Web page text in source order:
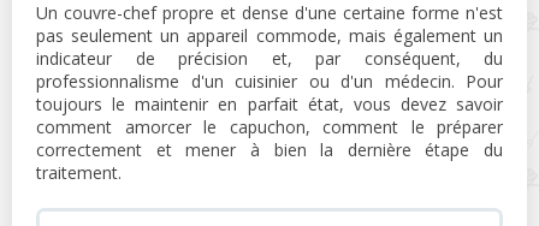
Un couvre-chef propre et dense d'une certaine forme n'est
pas seulement un appareil commode, mais également un
indicateur de précision et, par conséquent, du
professionnalisme d'un cuisinier ou d'un médecin. Pour
toujours le maintenir en parfait état, vous devez savoir
comment amorcer le capuchon, comment le préparer
correctement et mener à bien la dernière étape du
traitement.